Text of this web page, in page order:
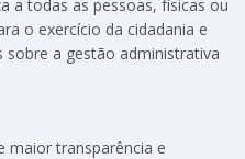
a todas as pessoas, físicas ou
o exercício da cidadania e
a gestão administrativa
maior transparência e